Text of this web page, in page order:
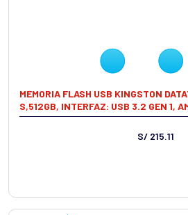
MEMORIA FLASH USB KINGSTON
S,512GB, INTERFAZ: USB 3.2 GEN 1,
S/ 215.11